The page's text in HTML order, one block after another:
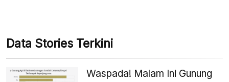
Data Stories Terkini
Waspada! Malam Ini Gunung